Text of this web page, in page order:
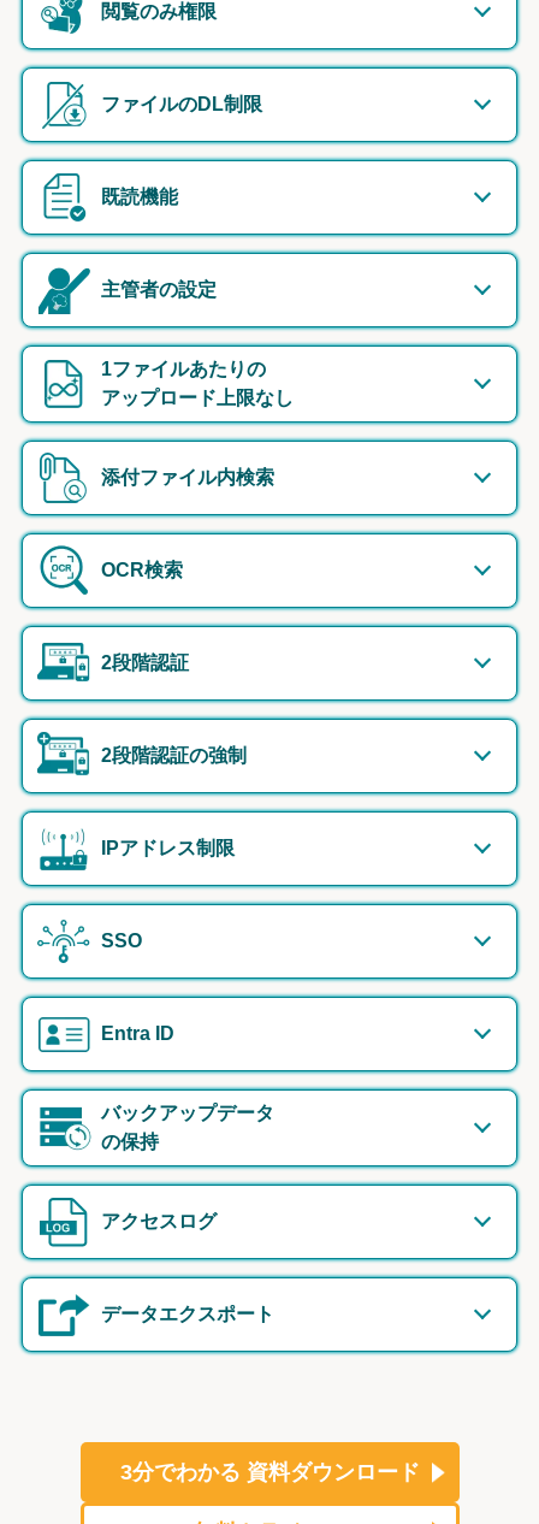
閲覧のみ権限
ファイルのDL制限
既読機能
主管者の設定
1ファイルあたりの
アップロード上限なし
添付ファイル内検索
OCR検索
2段階認証
2段階認証の強制
IPアドレス制限
SSO
Entra ID
バックアップデータ
の保持
アクセスログ
データエクスポート
3分でわかる 資料ダウンロード